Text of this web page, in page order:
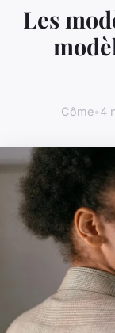
Les
Côme•4